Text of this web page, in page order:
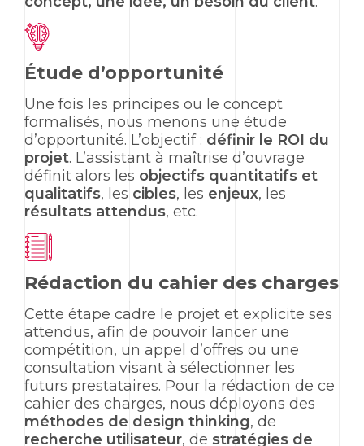
Étude d’opportunité
Une fois les principes ou le concept
formalisés, nous menons une étude
d’opportunité. L’objectif : définir le ROI du
projet. L’assistant à maîtrise d’ouvrage
définit alors les objectifs quantitatifs et
qualitatifs, les cibles, les enjeux, les
résultats attendus, etc.
Rédaction du cahier des charges
Cette étape cadre le projet et explicite ses
attendus, afin de pouvoir lancer une
compétition, un appel d’offres ou une
consultation visant à sélectionner les
futurs prestataires. Pour la rédaction de ce
cahier des charges, nous déployons des
méthodes de design thinking, de
recherche utilisateur, de stratégies de